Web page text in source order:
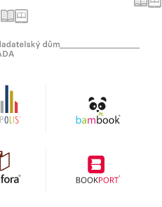
1 rok
Doubleclick a provádí
informace o tom, jak
mohl vidět před
návštěvou uvedeného
přiřazené strojově
generované ID uživatele
a shromažďuje údaje o